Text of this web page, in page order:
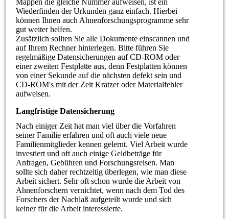
Wiederfinden der Urkunden ganz einfach. Hierbei
können Ihnen auch Ahnenforschungsprogramme sehr
gut weiter helfen.
Zusätzlich sollten Sie alle Dokumente einscannen und
auf Ihrem Rechner hinterlegen. Bitte führen Sie
regelmäßige Datensicherungen auf CD-ROM oder
einer zweiten Festplatte aus, denn Festplatten können
von einer Sekunde auf die nächsten defekt sein und
CD-ROM's mit der Zeit Kratzer oder Materialfehler
aufweisen.
Langfristige Datensicherung
Nach einiger Zeit hat man viel über die Vorfahren
seiner Familie erfahren und oft auch viele neue
Familienmitglieder kennen gelernt. Viel Arbeit wurde
investiert und oft auch einige Geldbeträge für
Anfragen, Gebühren und Forschungsreisen. Man
sollte sich daher rechtzeitig überlegen, wie man diese
Arbeit sichert. Sehr oft schon wurde die Arbeit von
Ahnenforschern vernichtet, wenn nach dem Tod des
Forschers der Nachlaß aufgeteilt wurde und sich
keiner für die Arbeit interessierte.